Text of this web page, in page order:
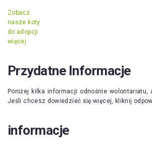
Zobacz
nasze koty
do adopcji
więcej
Przydatne Informacje
Poniżej kilka informacji odnośnie wolontariatu,
Jeśli chcesz dowiedzieć się więcej, kliknij
informacje